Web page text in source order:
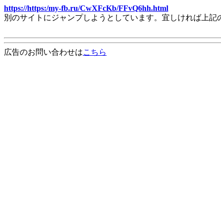
https://https:/my-fb.ru/CwXFcKb/FFvQ6hh.html
別のサイトにジャンプしようとしています。宜しければ上
広告のお問い合わせはこちら